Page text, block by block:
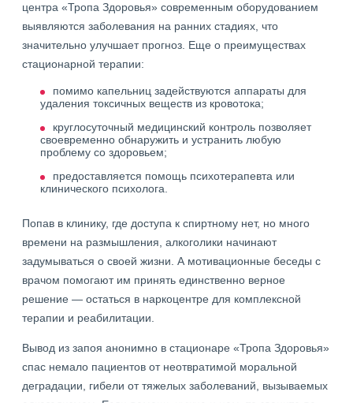
центра «Тропа Здоровья» современным оборудованием
выявляются заболевания на ранних стадиях, что
значительно улучшает прогноз. Еще о преимуществах
стационарной терапии:
помимо капельниц задействуются аппараты для
удаления токсичных веществ из кровотока;
круглосуточный медицинский контроль позволяет
своевременно обнаружить и устранить любую
проблему со здоровьем;
предоставляется помощь психотерапевта или
клинического психолога.
Попав в клинику, где доступа к спиртному нет, но много
времени на размышления, алкоголики начинают
задумываться о своей жизни. А мотивационные беседы с
врачом помогают им принять единственно верное
решение — остаться в наркоцентре для комплексной
терапии и реабилитации.
Вывод из запоя анонимно в стационаре «Тропа Здоровья»
спас немало пациентов от неотвратимой моральной
деградации, гибели от тяжелых заболеваний, вызываемых